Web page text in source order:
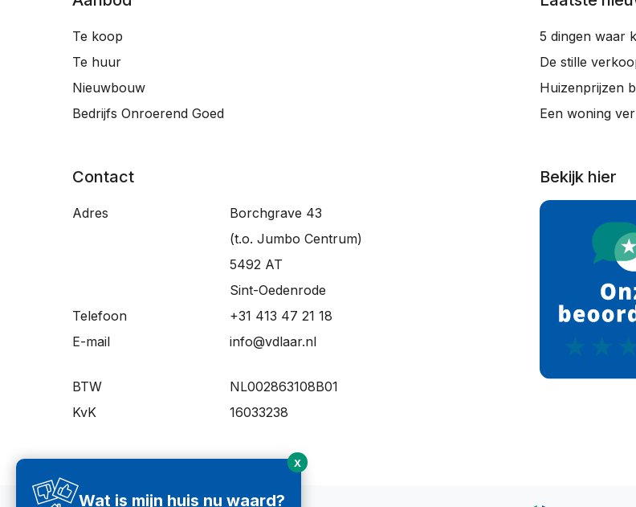
Wat is mijn huis nu waard?
X
Te koop
Te huur
Nieuwbouw
Bedrijfs Onroerend Goed
5 dingen waar
De stille
Huizenprijzen
Een woning
Contact
Adres
Telefoon
E-mail
BTW
KvK
Borchgrave 43
(t.o. Jumbo Centrum)
5492 AT
Sint-Oedenrode
+31 413 47 21 18
info@vdlaar.nl
NL002863108B01
16033238
Bekijk hier